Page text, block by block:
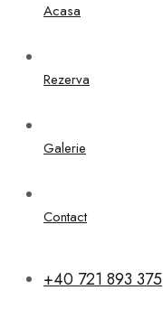
Acasa
Rezerva
Galerie
Contact
+40 721 893 375